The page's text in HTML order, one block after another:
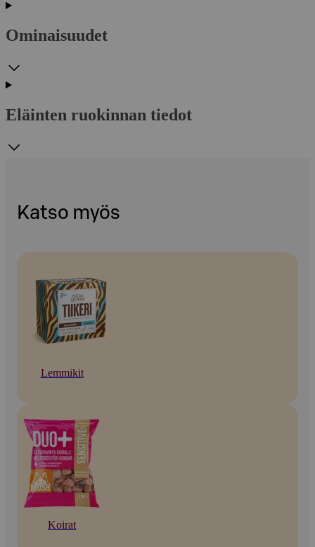
Ominaisuudet
Eläinten ruokinnan tiedot
Katso myös
Lemmikit
Koirat